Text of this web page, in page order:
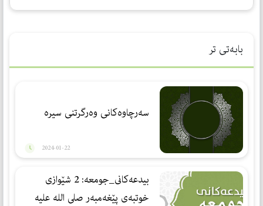
بابەتی تر
سەرچاوەكانی وەرگرتنی سیرە
2024-01-22
بيدعه‌كانى_جومعه: 2 شێوازى
خوتبه‌ى پێغه‌مبه‌ر صلى الله عليه